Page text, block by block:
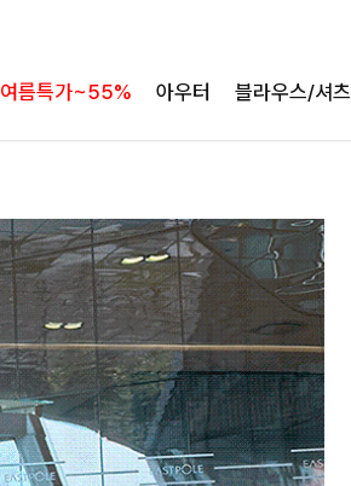
여름특가~55% 아우터 블라우스/셔츠